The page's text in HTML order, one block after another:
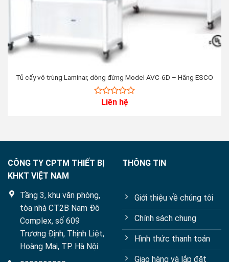
Tủ cấy vô trùng Laminar, dòng đứng Model AVC-6D – Hãng ESCO
Liên hệ
CÔNG TY CPTM THIẾT BỊ
KHKT VIỆT NAM
Tầng 3, khu văn phòng,
tòa nhà CT2B Nam Đô
Complex, số 609
Trương Định, Thịnh Liệt,
Hoàng Mai, TP. Hà Nội
THÔNG TIN
Giới thiệu về chúng tôi
Chính sách chung
Hình thức thanh toán
Giao hàng và lắp đặt